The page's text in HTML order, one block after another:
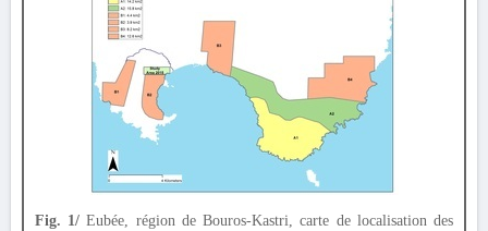
Fig. 1/ Eubée, région de Bouros-Kastri, carte de localisation des